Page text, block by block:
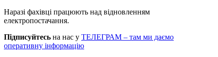
Наразі фахівці працюють над відновленням
електропостачання.
Підписуйтесь на нас у ТЕЛЕГРАМ – там ми даємо
оперативну інформацію